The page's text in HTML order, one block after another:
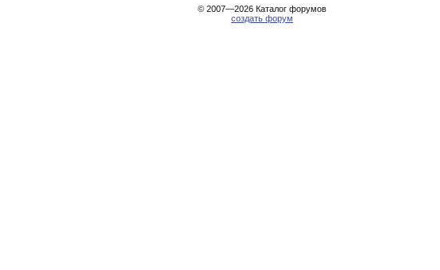
© 2007—2026 Каталог форумов
создать форум